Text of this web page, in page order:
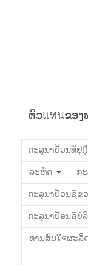
ຕົວแทนຂອງ
ລະຫັດ